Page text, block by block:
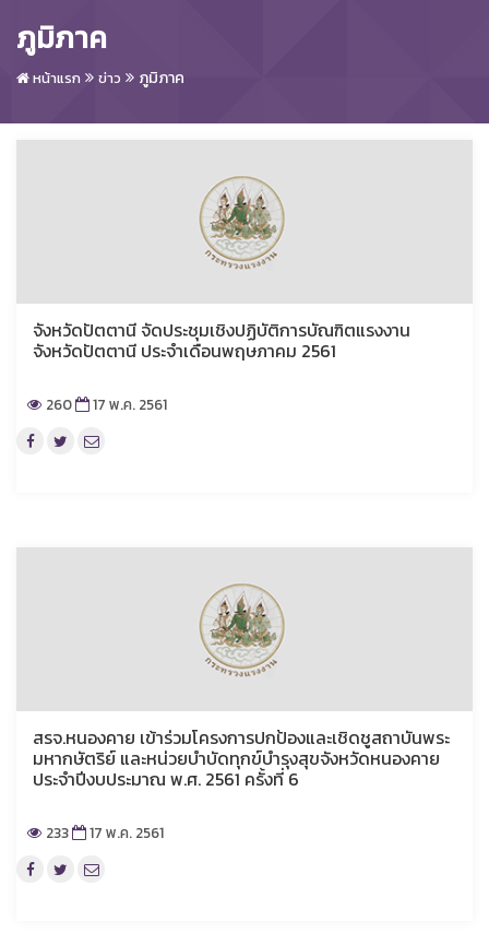
ภูมิภาค
หน้าแรก ข่าว ภูมิภาค
จังหวัดปัตตานี จัดประชุมเชิงปฏิบัติการบัณฑิตแรงงาน
จังหวัดปัตตานี ประจำเดือนพฤษภาคม 2561
260 17 พ.ค. 2561
สรจ.หนองคาย เข้าร่วมโครงการปกป้องและเชิดชูสถาบันพระ
มหากษัตริย์ และหน่วยบำบัดทุกข์บำรุงสุขจังหวัดหนองคาย
ประจำปีงบประมาณ พ.ศ. 2561 ครั้งที่ 6
233 17 พ.ค. 2561